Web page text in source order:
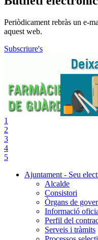
Periòdicament rebràs un e-
aquest web.
Subscriure's
1
2
3
4
5
Ajuntament - Seu
Alcalde
Consistori
Òrgans de
Informació
Perfil del
Serveis i tràmits